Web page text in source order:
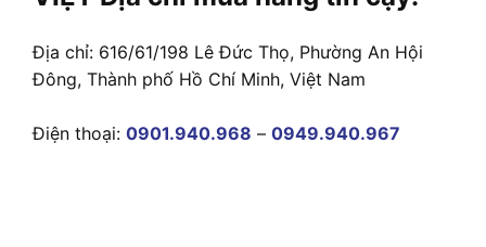
Địa chỉ: 616/61/198 Lê Đức Thọ, Phường An Hội
Đông, Thành phố Hồ Chí Minh, Việt Nam
Điện thoại: 0901.940.968 – 0949.940.967